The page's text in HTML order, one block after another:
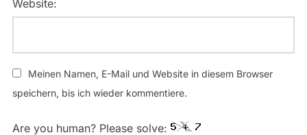
Website:
Meinen Namen, E-Mail und Website in diesem Browser
speichern, bis ich wieder kommentiere.
Are you human? Please solve: